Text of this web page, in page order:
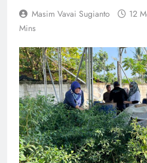
Masim Vavai Sugianto 12
Mins